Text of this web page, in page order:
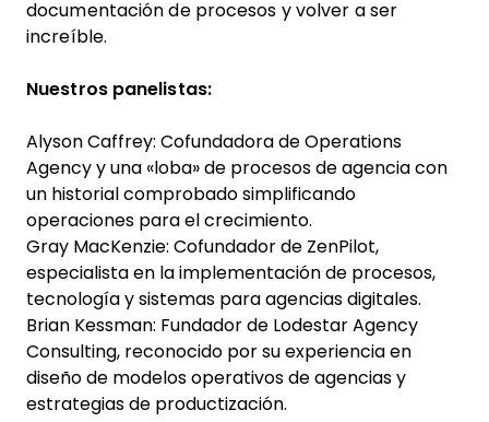
documentación de procesos y volver a ser
increíble.
Nuestros panelistas:
Alyson Caffrey: Cofundadora de Operations
Agency y una «loba» de procesos de agencia con
un historial comprobado simplificando
operaciones para el crecimiento.
Gray MacKenzie: Cofundador de ZenPilot,
especialista en la implementación de procesos,
tecnología y sistemas para agencias digitales.
Brian Kessman: Fundador de Lodestar Agency
Consulting, reconocido por su experiencia en
diseño de modelos operativos de agencias y
estrategias de productización.